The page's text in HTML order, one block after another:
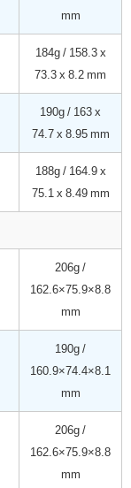
mm
184g / 158.3 x
73.3 x 8.2 mm
190g / 163 x
74.7 x 8.95 mm
188g / 164.9 x
75.1 x 8.49 mm
206g /
162.6×75.9×8.8
mm
190g /
160.9×74.4×8.1
mm
206g /
162.6×75.9×8.8
mm